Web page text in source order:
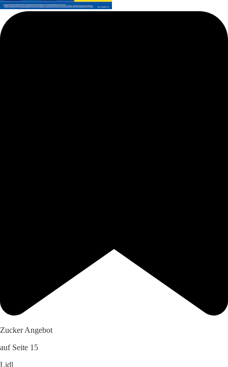
Zucker Angebot
auf Seite 15
Lidl